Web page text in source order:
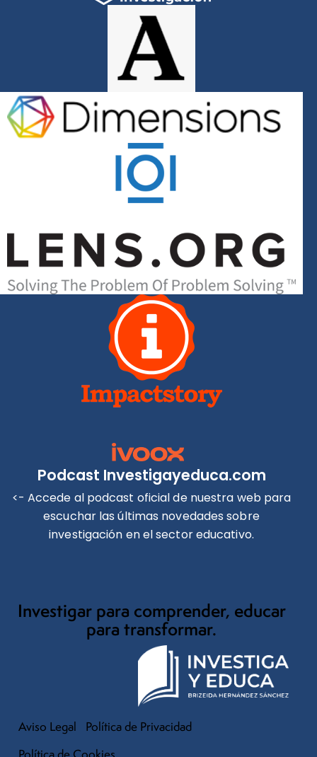
Podcast Investigayeduca.com
<- Accede al podcast oficial de nuestra web para
escuchar las últimas novedades sobre
investigación en el sector educativo.
Investigar para comprender, educar
para transformar.
Aviso Legal
Política de Privacidad